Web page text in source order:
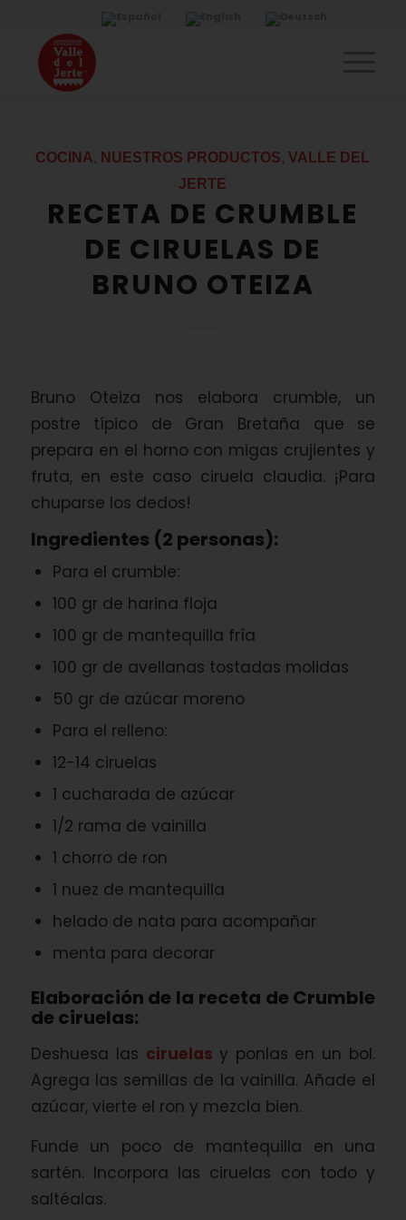
COCINA NUESTROS PRODUCTOS ,VALLE DEL
JERTE
RECETA DE CRUMBLE
DE CIRUELAS DE
BRUNO OTEIZA
Bruno Oteiza nos elabora crumble, un
postre típico de Gran Bretaña que se
prepara en el horno con migas crujientes y
fruta, en este caso ciruela claudia. ¡Para
chuparse los dedos!
Ingredientes (2 personas):
Para el crumble:
100 gr de harina floja
100 gr de mantequilla fría
100 gr de avellanas tostadas molidas
50 gr de azúcar moreno
Para el relleno:
12-14 ciruelas
1 cucharada de azúcar
1/2 rama de vainilla
1 chorro de ron
1 nuez de mantequilla
helado de nata para acompañar
menta para decorar
Elaboración de la receta de Crumble
de ciruelas:
Deshuesa las ciruelas y ponlas en un bol.
Agrega las semillas de la vainilla. Añade el
azúcar, vierte el ron y mezcla bien.
Funde un poco de mantequilla en una
sartén. Incorpora las ciruelas con todo y
saltéalas.